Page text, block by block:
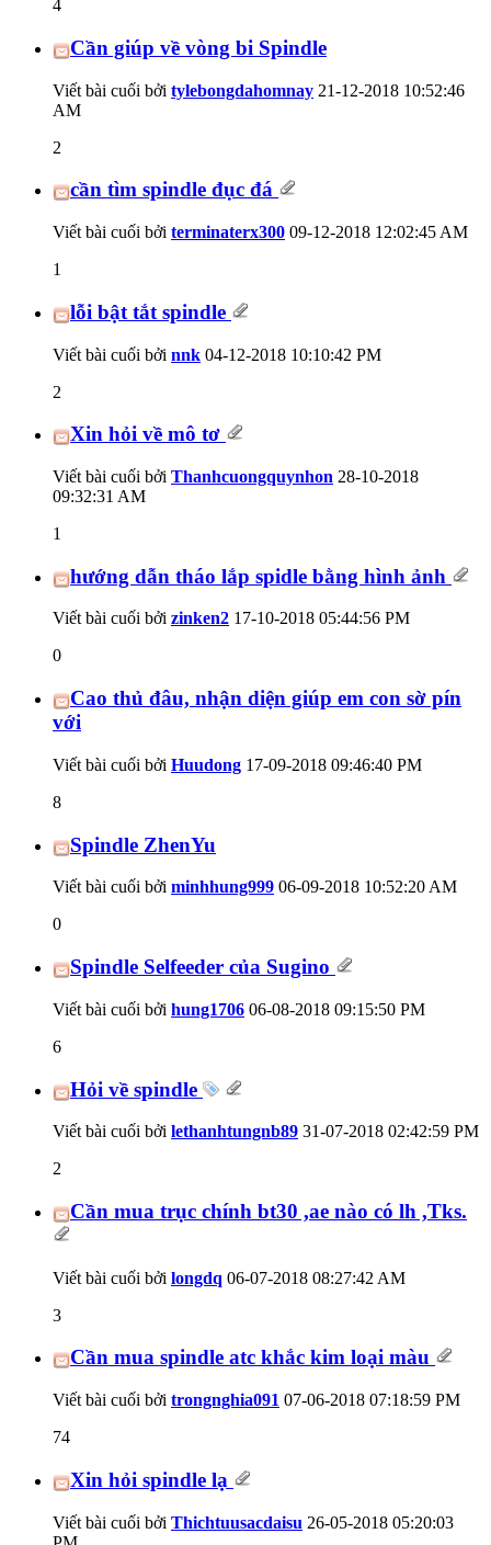
4
Cần giúp về vòng bi Spindle
Viết bài cuối bởi tylebongdahomnay 21-12-2018 10:52:46
AM
2
cần tìm spindle đục đá
Viết bài cuối bởi terminaterx300 09-12-2018 12:02:45 AM
1
lỗi bật tắt spindle
Viết bài cuối bởi nnk 04-12-2018 10:10:42 PM
2
Xin hỏi về mô tơ
Viết bài cuối bởi Thanhcuongquynhon 28-10-2018
09:32:31 AM
1
hướng dẫn tháo lắp spidle bằng hình ảnh
Viết bài cuối bởi zinken2 17-10-2018 05:44:56 PM
0
Cao thủ đâu, nhận diện giúp em con sờ pín
với
Viết bài cuối bởi Huudong 17-09-2018 09:46:40 PM
8
Spindle ZhenYu
Viết bài cuối bởi minhhung999 06-09-2018 10:52:20 AM
0
Spindle Selfeeder của Sugino
Viết bài cuối bởi hung1706 06-08-2018 09:15:50 PM
6
Hỏi về spindle
Viết bài cuối bởi lethanhtungnb89 31-07-2018 02:42:59 PM
2
Cần mua trục chính bt30 ,ae nào có lh ,Tks.
Viết bài cuối bởi longdq 06-07-2018 08:27:42 AM
3
Cần mua spindle atc khắc kim loại màu
Viết bài cuối bởi trongnghia091 07-06-2018 07:18:59 PM
74
Xin hỏi spindle lạ
Viết bài cuối bởi Thichtuusacdaisu 26-05-2018 05:20:03